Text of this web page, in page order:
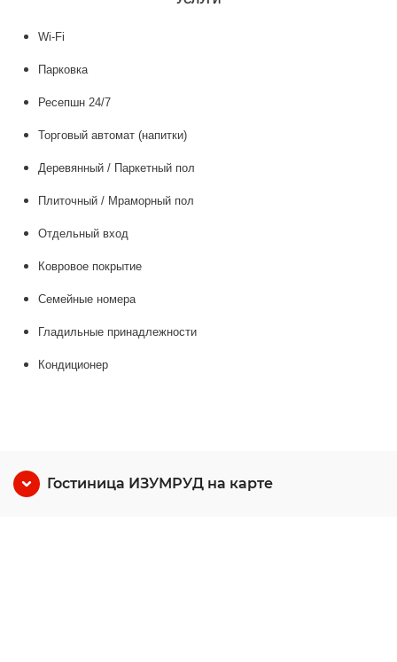
Wi-Fi
Парковка
Ресепшн 24/7
Торговый автомат (напитки)
Деревянный / Паркетный пол
Плиточный / Мраморный пол
Отдельный вход
Ковровое покрытие
Семейные номера
Гладильные принадлежности
Кондиционер
Гостиница ИЗУМРУД на карте